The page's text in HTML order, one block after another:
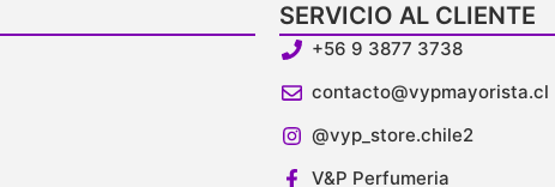
SERVICIO AL CLIENTE
+56 9 3877 3738
contacto@vypmayorista.cl
@vyp_store.chile2
V&P Perfumeria